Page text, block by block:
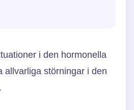
i den hormonella
allvarliga störningar i den